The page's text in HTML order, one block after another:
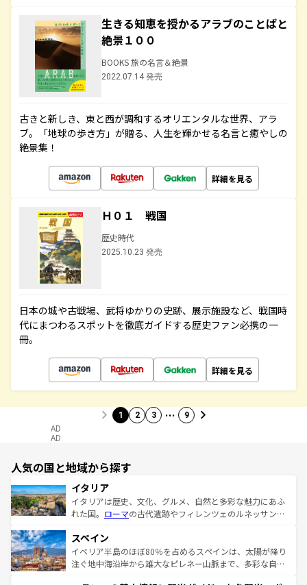
生きる知恵を授かるアラブのことばと
絶景１００
BOOKS 旅の名言＆絶景
2022.07.14 発売
古きと新しき、東と西が調和するオリエンタルな世界、アラ
ブ。「地球の歩き方」が贈る、人生を輝かせる名言と癒やしの
絶景集！
詳細を見る
Ｈ０１ 戦国
歴史時代
2025.10.23 発売
日本の城や古戦場、武将ゆかりの史跡、展示施設など、戦国時
代にまつわるスポットを徹底ガイドする歴史ファン必携の一
冊。
詳細を見る
1 2 3 … 9
AD
AD
人気の国と地域から探す
イタリア
イタリアは歴史、文化、グルメ、自然と多彩な魅力にあふ
れた国。 ローマの古代遺跡やフィレンツェのルネッサンス
ろん、トスカーナの美しい田園風景やアマルフィ海岸の絶
景など、自然景観も見逃せない。観光の合間には、本場の
ピザやパスタなど、絶品のイタリア料理を堪能することも
スペイン
イベリア半島のほぼ80％を占めるスペインは、太陽が降り
注ぐ地中海沿岸から雄大なピレネー山脈まで、多彩な自然